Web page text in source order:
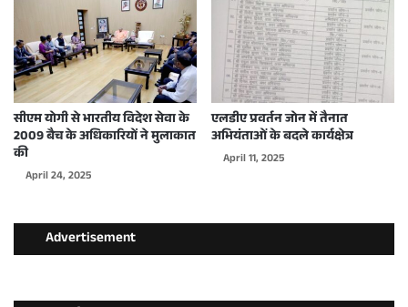
सीएम योगी से भारतीय विदेश सेवा के
2009 बैच के अधिकारियों ने मुलाकात
की
April 24, 2025
एलडीए प्रवर्तन जोन में तैनात
अभियंताओं के बदले कार्यक्षेत्र
April 11, 2025
Advertisement